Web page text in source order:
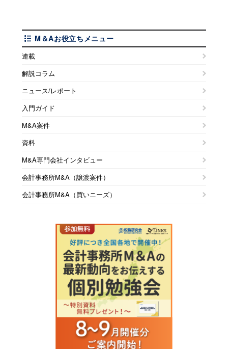
M＆Aお役立ちメニュー
連載
解説コラム
ニュース/レポート
入門ガイド
M&A案件
資料
M&A専門会社インタビュー
会計事務所M&A（譲渡案件）
会計事務所M&A（買いニーズ）